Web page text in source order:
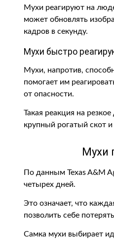
Мухи реагируют на
может обновлять
кадров в секунду.
Мухи быстро
Мухи, напротив,
помогает им
от опасности.
Такая реакция на
крупный рогатый скот
Мухи
По данным Texas A&M
четырех дней.
Это означает, что
позволить себе
Самка мухи выбирает